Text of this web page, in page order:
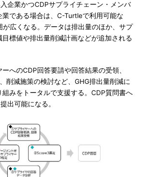
企業かつCDPサプライチェーン・メンバ
業である場合は、C-Turtleで利用可能な
が広くなる。データは排出量のほか、サプ
標値や排出量削減計画などが追加される
へのCDP回答要請や回答結果の受領、
削減施策の検討など、GHG排出量削減に
みをトータルで支援する。CDP質問書へ
出可能になる。